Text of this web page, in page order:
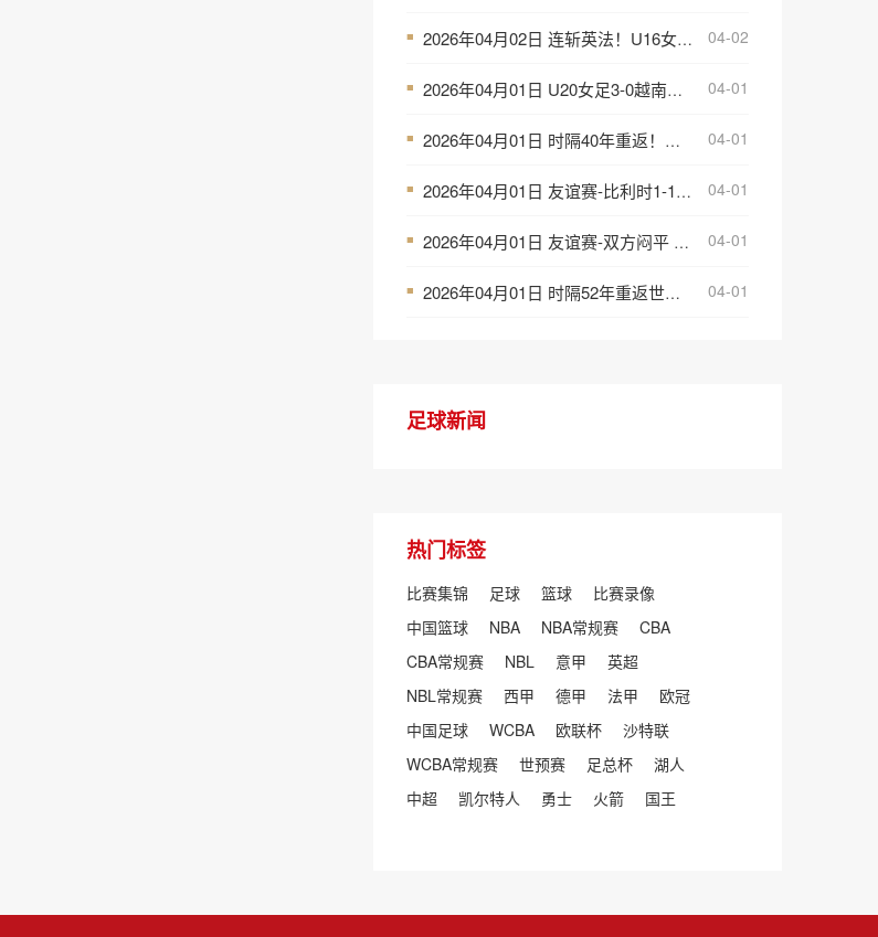
■ 2026年04月02日 连斩英法！U16女足2-1客胜法国 周瑾彤任意球世界波何风清扬建功 04-02
■ 2026年04月01日 U20女足3-0越南收获U20女足亚洲杯开门红 郑璐5分钟双响 04-01
■ 2026年04月01日 时隔40年重返！伊拉克洲际附加赛2-1玻利维亚 压哨晋级2026世界杯 04-01
■ 2026年04月01日 友谊赛-比利时1-1墨西哥 卢克巴基奥连场破门比利时仅2射正 04-01
■ 2026年04月01日 友谊赛-双方闷平 加拿大0-0突尼斯 04-01
■ 2026年04月01日 时隔52年重返世界杯！民主刚果加时1-0牙买加 图安泽贝制胜 04-01
足球新闻
热门标签
比赛集锦 足球 篮球
比赛录像
中国篮球
NBA NBA常规赛
CBA
CBA常规赛
NBL 意甲
英超
NBL常规赛
西甲 德甲 法甲
欧冠
中国足球
WCBA 欧联杯
沙特联
WCBA常规赛
世预赛 足总杯
湖人
中超
凯尔特人 勇士 火箭 国王